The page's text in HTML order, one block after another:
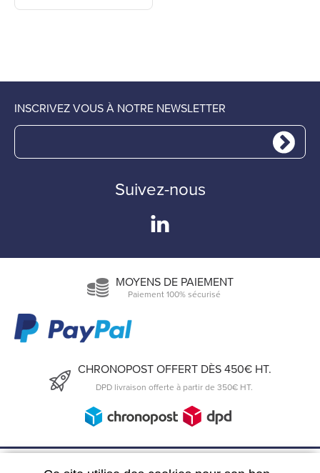
INSCRIVEZ VOUS À NOTRE NEWSLETTER
Suivez-nous
MOYENS DE PAIEMENT
Paiement 100% sécurisé
CHRONOPOST OFFERT DÈS 450€ HT.
DPD livraison offerte à partir de 350€ HT.